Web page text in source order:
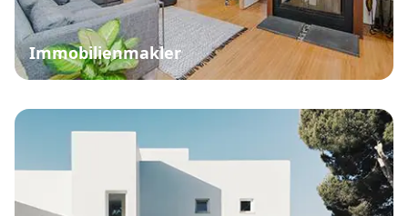
Immobilienmakler